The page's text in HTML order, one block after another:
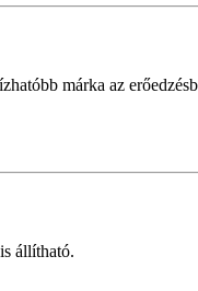
márka az
állítható.